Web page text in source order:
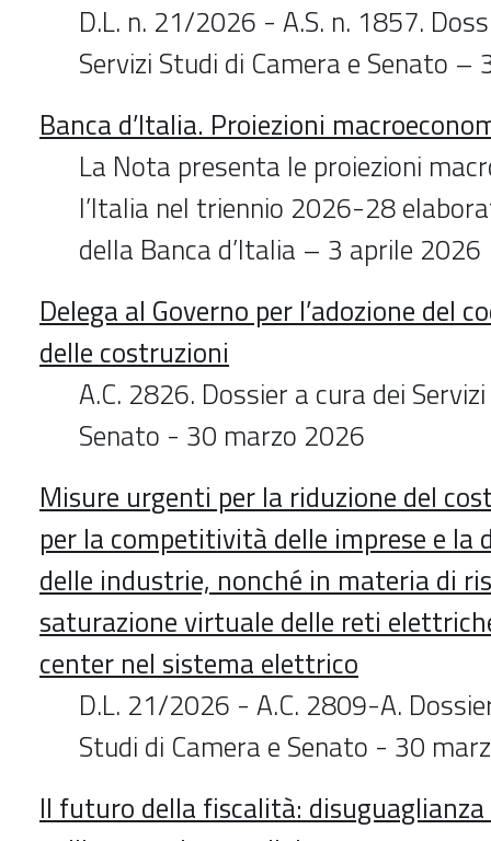
D.L. n. 21/2026 - A.S. n. 1857.
Servizi Studi di Camera e Senato –
Banca d’Italia. Proiezioni
La Nota presenta le proiezioni
l’Italia nel triennio 2026-28
della Banca d’Italia – 3 aprile 2026
Delega al Governo per l’adozione del
delle costruzioni
A.C. 2826. Dossier a cura dei
Senato - 30 marzo 2026
Misure urgenti per la riduzione del
per la competitività delle imprese e la
delle industrie, nonché in materia di
saturazione virtuale delle reti
center nel sistema elettrico
D.L. 21/2026 - A.C. 2809-A.
Studi di Camera e Senato - 30
Il futuro della fiscalità: